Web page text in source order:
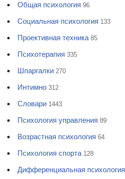
Общая психология 96
Социальная психология 133
Проективная техника 85
Психотерапия 335
Шпаргалки 270
Интимно 312
Словари 1443
Психология управления 89
Возрастная психология 64
Психология спорта 128
Дифференциальная психология